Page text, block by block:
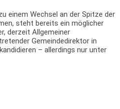
einem Wechsel an der Spitze der
steht bereits ein möglicher
derzeit Allgemeiner
Gemeindedirektor in
– allerdings nur unter